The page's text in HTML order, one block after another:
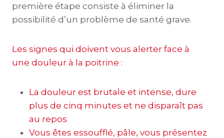
première étape consiste à éliminer la
possibilité d’un problème de santé grave.
Les signes qui doivent vous alerter face à
une douleur à la poitrine :
La douleur est brutale et intense, dure
plus de cinq minutes et ne disparaît pas
au repos
Vous êtes essoufflé, pâle, vous présentez